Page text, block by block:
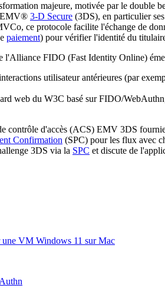
majeure, motivée par le double
EMV® 3-D Secure (3DS), en particulier
ce protocole facilite l'échange de
paiement) pour vérifier l'identité du
l'Alliance FIDO (Fast Identity Online)
utilisateur antérieures (par
web du W3C basé sur FIDO/
contrôle d'accès (ACS) EMV 3DS
Confirmation (SPC) pour les flux avec
3DS via la SPC et discute de
une VM Windows 11 sur Mac